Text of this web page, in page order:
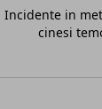
Incidente in
cinesi